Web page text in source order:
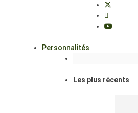
Personnalités
Les plus récents